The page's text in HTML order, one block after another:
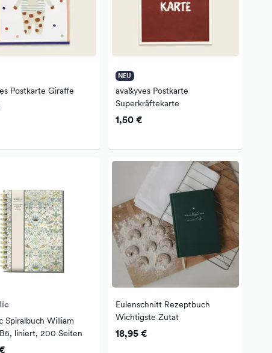
Postkarte Giraffe
NEU
ava&yves Postkarte
Superkräftekarte
1,50 €
Spiralbuch William
liniert, 200 Seiten
Eulenschnitt Rezeptbuch
Wichtigste Zutat
18,95 €